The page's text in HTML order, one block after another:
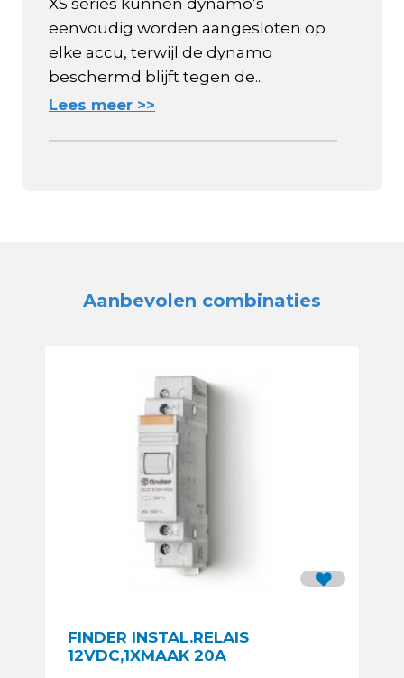
XS series kunnen dynamo’s
eenvoudig worden aangesloten op
elke accu, terwijl de dynamo
beschermd blijft tegen de...
Lees meer >>
Aanbevolen combinaties
FINDER INSTAL.RELAIS
12VDC,1XMAAK 20A